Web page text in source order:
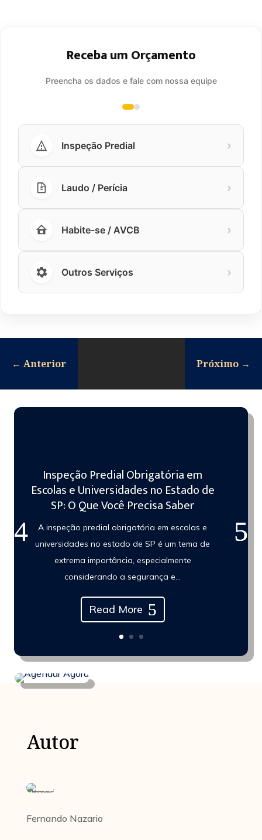
Receba um Orçamento
Preencha os dados e fale com nossa equipe
Inspeção Predial ›
Laudo / Perícia ›
Habite-se / AVCB ›
Outros Serviços ›
← Anterior Próximo →
Inspeção Predial Obrigatória em
Escolas e Universidades no Estado de
SP: O Que Você Precisa Saber
A inspeção predial obrigatória em escolas e
universidades no estado de SP é um tema de
extrema importância, especialmente
considerando a segurança e...
Read More
Autor
Fernando Nazario